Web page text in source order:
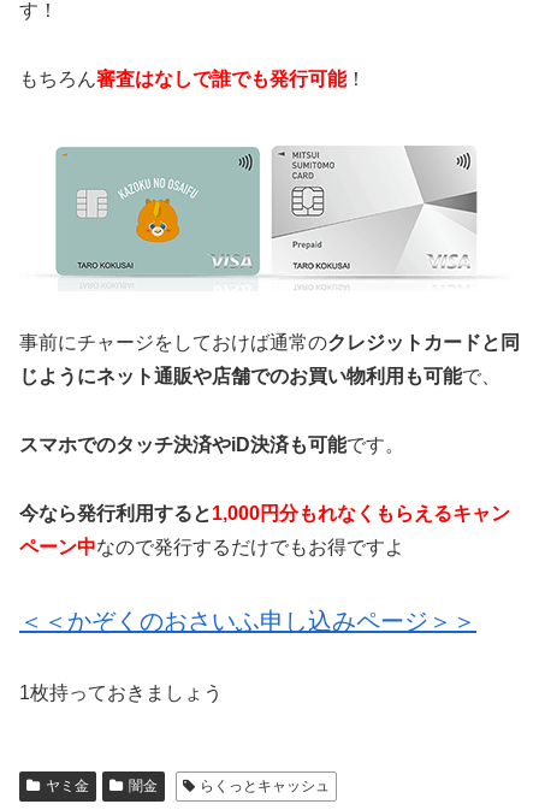
す！
もちろん審査はなしで誰でも発行可能！
事前にチャージをしておけば通常のクレジットカードと同
じようにネット通販や店舗でのお買い物利用も可能で、
スマホでのタッチ決済やiD決済も可能です。
今なら発行利用すると1,000円分もれなくもらえるキャン
ペーン中なので発行するだけでもお得ですよ
＜＜かぞくのおさいふ申し込みページ＞＞
1枚持っておきましょう
ヤミ金 闇金 らくっとキャッシュ